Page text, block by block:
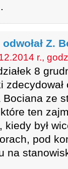
Z.
r.,
8
zdecydował
Bociana ze
ten
był
pod
na